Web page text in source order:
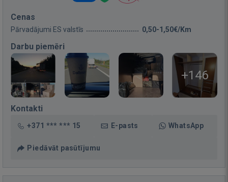
Cenas
Pārvadājumi ES valstīs 0,50-1,50€/Km
Darbu piemēri
+146
Kontakti
+371 *** *** 15 E-pasts WhatsApp
Piedāvāt pasūtījumu